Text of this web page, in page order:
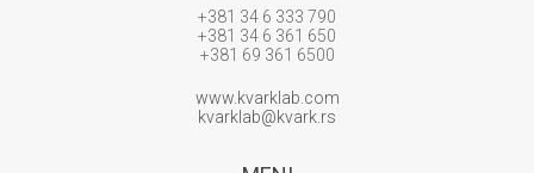
+381 34 6 333 790
+381 34 6 361 650
+381 69 361 6500
www.kvarklab.com
kvarklab@kvark.rs